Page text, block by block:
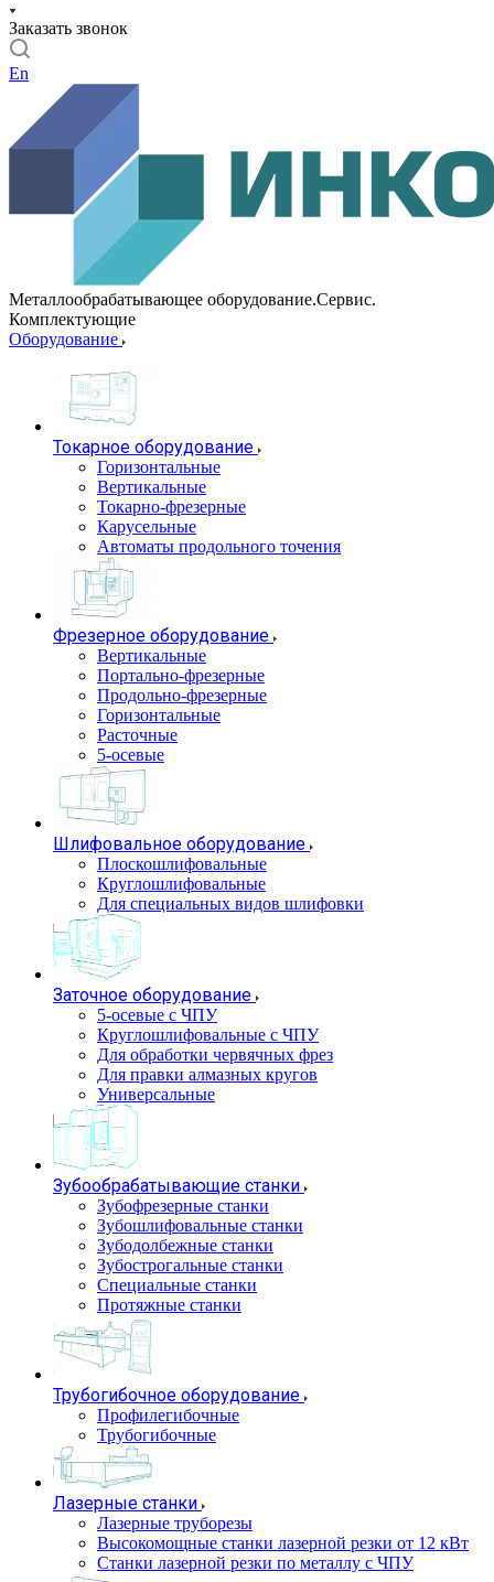
Заказать звонок
En
Металлообрабатывающее оборудование.Сервис.
Комплектующие
Оборудование
Токарное оборудование
Горизонтальные
Вертикальные
Токарно-фрезерные
Карусельные
Автоматы продольного точения
Фрезерное оборудование
Вертикальные
Портально-фрезерные
Продольно-фрезерные
Горизонтальные
Расточные
5-осевые
Шлифовальное оборудование
Плоскошлифовальные
Круглошлифовальные
Для специальных видов шлифовки
Заточное оборудование
5-осевые с ЧПУ
Круглошлифовальные с ЧПУ
Для обработки червячных фрез
Для правки алмазных кругов
Универсальные
Зубообрабатывающие станки
Зубофрезерные станки
Зубошлифовальные станки
Зубодолбежные станки
Зубострогальные станки
Специальные станки
Протяжные станки
Трубогибочное оборудование
Профилегибочные
Трубогибочные
Лазерные станки
Лазерные труборезы
Высокомощные станки лазерной резки от 12 кВт
Станки лазерной резки по металлу с ЧПУ